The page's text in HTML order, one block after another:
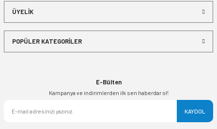
ÜYELİK
POPÜLER KATEGORİLER
E-Bülten
Kampanya ve indirimlerden ilk sen haberdar ol!
KAYDOL